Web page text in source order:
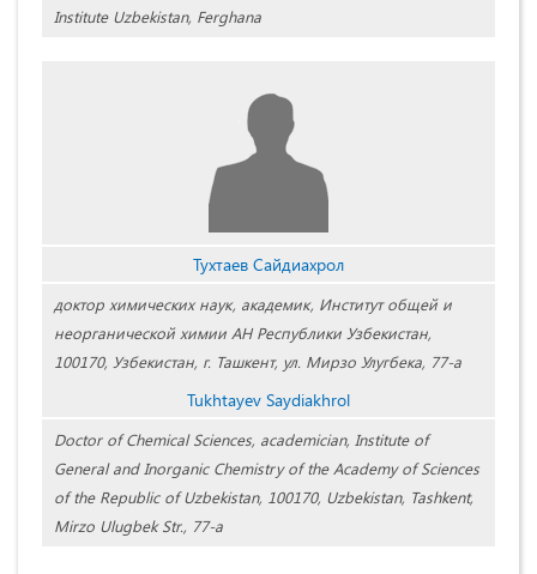
Institute Uzbekistan, Ferghana
Тухтаев Сайдиахрол
доктор химических наук, академик, Институт общей и
неорганической химии АН Республики Узбекистан,
100170, Узбекистан, г. Ташкент, ул. Мирзо Улугбека, 77-а
Tukhtayev Saydiakhrol
Doctor of Chemical Sciences, academician, Institute of
General and Inorganic Chemistry of the Academy of Sciences
of the Republic of Uzbekistan, 100170, Uzbekistan, Tashkent,
Mirzo Ulugbek Str., 77-а